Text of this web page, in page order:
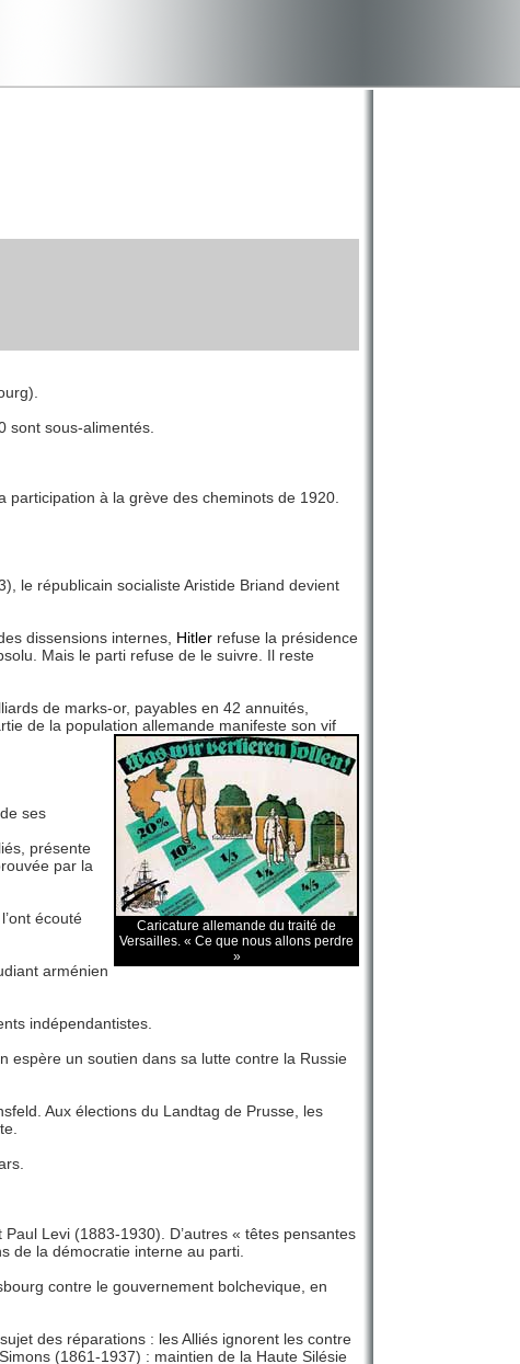
sont sous-alimentés.
à la grève des cheminots de 1920.
le républicain socialiste Aristide Briand devient
dissensions internes, Hitler refuse la présidence
Mais le parti refuse de le suivre. Il reste
de marks-or, payables en 42 annuités,
de la population allemande manifeste son vif
Caricature allemande du traité de
Versailles. « Ce que nous allons perdre
»
ses
présente
par la
écouté
arménien
indépendantistes.
espère un soutien dans sa lutte contre la Russie
Aux élections du Landtag de Prusse, les
Levi (1883-1930). D’autres « têtes pensantes
de la démocratie interne au parti.
contre le gouvernement bolchevique, en
des réparations : les Alliés ignorent les contre
(1861-1937) : maintien de la Haute Silésie